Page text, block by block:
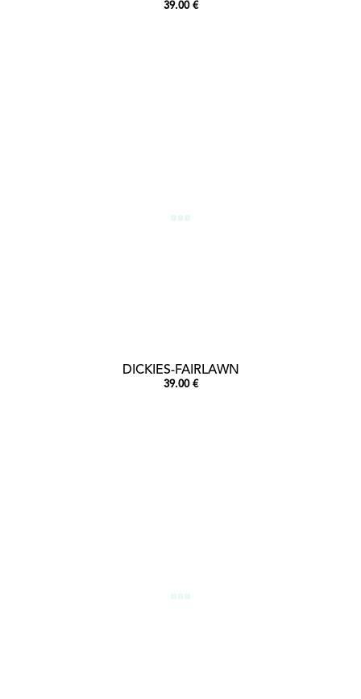
39.00 €
DICKIES-FAIRLAWN
39.00 €